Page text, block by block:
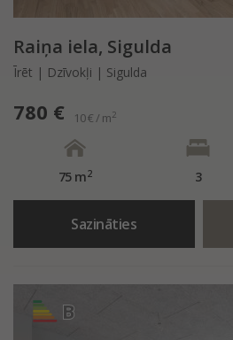
Raiņa iela, Sigulda
Īrēt | Dzīvokļi | Sigulda
780 € 10 € / m2
75 m2 3
Sazināties
B